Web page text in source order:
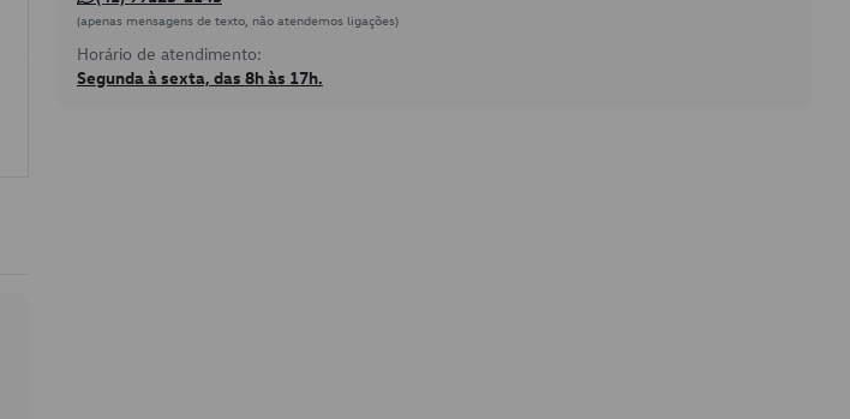
(apenas mensagens de texto, não atendemos ligações)
Horário de atendimento:
Segunda à sexta, das 8h às 17h.